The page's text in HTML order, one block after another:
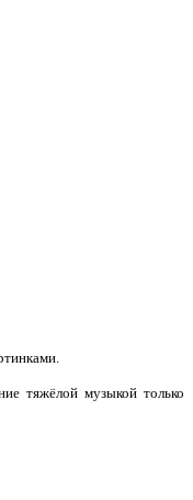
тяжёлой музыкой только